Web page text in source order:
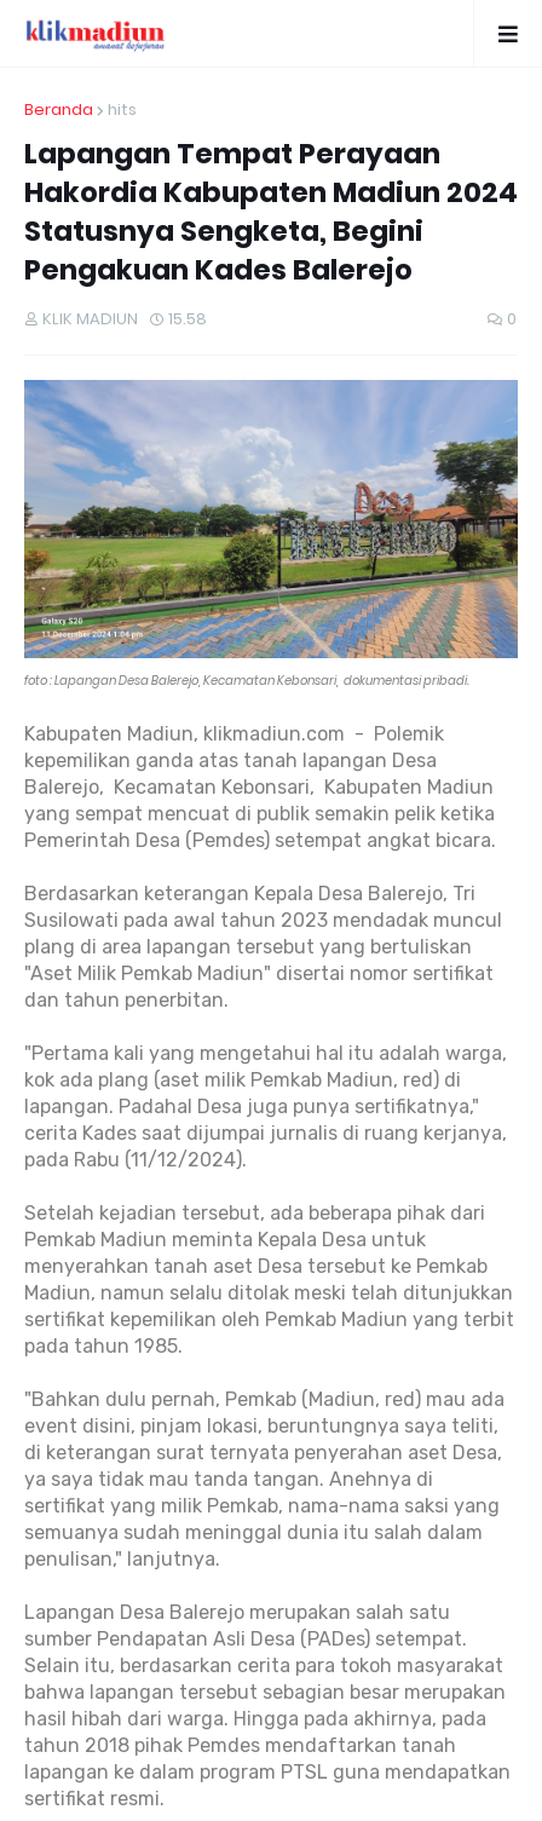
Beranda hits
Lapangan Tempat Perayaan
Hakordia Kabupaten Madiun 2024
Statusnya Sengketa, Begini
Pengakuan Kades Balerejo
KLIK MADIUN 15.58 0
foto : Lapangan Desa Balerejo, Kecamatan Kebonsari, dokumentasi pribadi.
Kabupaten Madiun, klikmadiun.com - Polemik
kepemilikan ganda atas tanah lapangan Desa
Balerejo, Kecamatan Kebonsari, Kabupaten Madiun
yang sempat mencuat di publik semakin pelik ketika
Pemerintah Desa (Pemdes) setempat angkat bicara.
Berdasarkan keterangan Kepala Desa Balerejo, Tri
Susilowati pada awal tahun 2023 mendadak muncul
plang di area lapangan tersebut yang bertuliskan
"Aset Milik Pemkab Madiun" disertai nomor sertifikat
dan tahun penerbitan.
"Pertama kali yang mengetahui hal itu adalah warga,
kok ada plang (aset milik Pemkab Madiun, red) di
lapangan. Padahal Desa juga punya sertifikatnya,"
cerita Kades saat dijumpai jurnalis di ruang kerjanya,
pada Rabu (11/12/2024).
Setelah kejadian tersebut, ada beberapa pihak dari
Pemkab Madiun meminta Kepala Desa untuk
menyerahkan tanah aset Desa tersebut ke Pemkab
Madiun, namun selalu ditolak meski telah ditunjukkan
sertifikat kepemilikan oleh Pemkab Madiun yang terbit
pada tahun 1985.
"Bahkan dulu pernah, Pemkab (Madiun, red) mau ada
event disini, pinjam lokasi, beruntungnya saya teliti,
di keterangan surat ternyata penyerahan aset Desa,
ya saya tidak mau tanda tangan. Anehnya di
sertifikat yang milik Pemkab, nama-nama saksi yang
semuanya sudah meninggal dunia itu salah dalam
penulisan," lanjutnya.
Lapangan Desa Balerejo merupakan salah satu
sumber Pendapatan Asli Desa (PADes) setempat.
Selain itu, berdasarkan cerita para tokoh masyarakat
bahwa lapangan tersebut sebagian besar merupakan
hasil hibah dari warga. Hingga pada akhirnya, pada
tahun 2018 pihak Pemdes mendaftarkan tanah
lapangan ke dalam program PTSL guna mendapatkan
sertifikat resmi.